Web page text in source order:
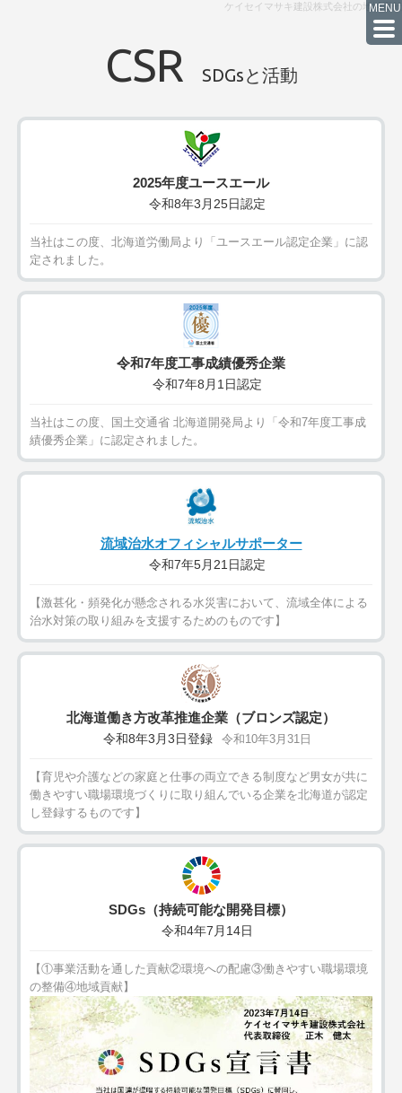
ケイセイマサキ建設株式会社の地域貢献
CSR SDGsと活動
2025年度ユースエール
令和8年3月25日認定
当社はこの度、北海道労働局より「ユースエール認定企業」に認
定されました。
令和7年度工事成績優秀企業
令和7年8月1日認定
当社はこの度、国土交通省 北海道開発局より「令和7年度工事成
績優秀企業」に認定されました。
流域治水オフィシャルサポーター
令和7年5月21日認定
【激甚化・頻発化が懸念される水災害において、流域全体による
治水対策の取り組みを支援するためのものです】
北海道働き方改革推進企業（ブロンズ認定）
令和8年3月3日登録 令和10年3月31日
【育児や介護などの家庭と仕事の両立できる制度など男女が共に
働きやすい職場環境づくりに取り組んでいる企業を北海道が認定
し登録するものです】
SDGs（持続可能な開発目標）
令和4年7月14日
【①事業活動を通した貢献②環境への配慮③働きやすい職場環境
の整備④地域貢献】